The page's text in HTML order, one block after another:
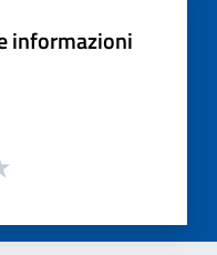
informazioni